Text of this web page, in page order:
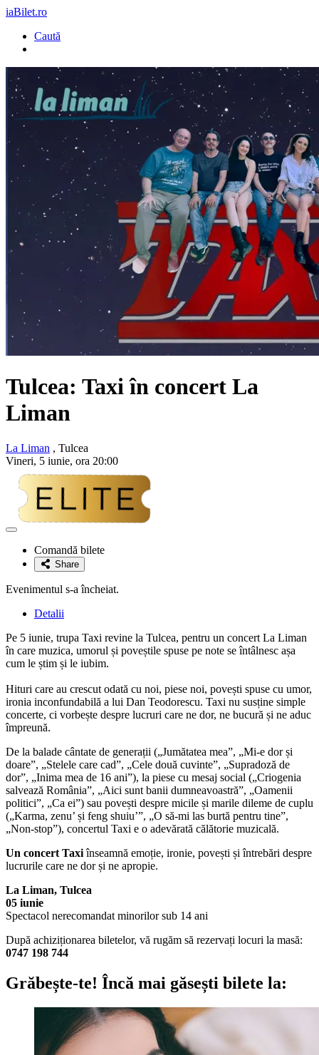
iaBilet.ro
Caută
Tulcea: Taxiîn concert La
Liman
La Liman , Tulcea
Vineri, 5 iunie, ora 20:00
Adaugă
favoriteComandă bilete
Share
Evenimentul s-a încheiat.
Detalii
Pe 5 iunie, trupa Taxi revine la Tulcea, pentru un concert La Liman
în care muzica, umorul și poveștile spuse pe note se întâlnesc așa
cum le știm și le iubim.
Hituri care au crescut odată cu noi, piese noi, povești spuse cu umor,
ironia inconfundabilă a lui Dan Teodorescu. Taxi nu susține simple
concerte, ci vorbește despre lucruri care ne dor, ne bucură și ne aduc
împreună.
De la balade cântate de generații („Jumătatea mea”, „Mi-e dor și
doare”, „Stelele care cad”, „Cele două cuvinte”, „Supradoză de
dor”, „Inima mea de 16 ani”), la piese cu mesaj social („Criogenia
salvează România”, „Aici sunt banii dumneavoastră”, „Oamenii
politici”, „Ca ei”) sau povești despre micile și marile dileme de cuplu
(„Karma, zenu’ și feng shuiu’”, „O să-mi las burtă pentru tine”,
„Non-stop”), concertul Taxi e o adevărată călătorie muzicală.
Un concert Taxiînseamnă emoție, ironie, povești și întrebări despre
lucrurile care ne dor și ne apropie.
La Liman, Tulcea
05 iunie
Spectacol nerecomandat minorilor sub 14 ani
După achiziționarea biletelor, vă rugăm să rezervați locuri la masă:
0747 198 744
Grăbește-te! Încă mai găsești bilete la: